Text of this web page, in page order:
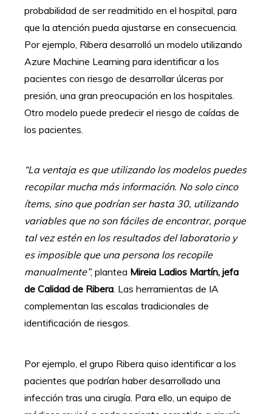
probabilidad de ser readmitido en el hospital, para
que la atención pueda ajustarse en consecuencia.
Por ejemplo, Ribera desarrolló un modelo utilizando
Azure Machine Learning para identificar a los
pacientes con riesgo de desarrollar úlceras por
presión, una gran preocupación en los hospitales.
Otro modelo puede predecir el riesgo de caídas de
los pacientes.
“La ventaja es que utilizando los modelos puedes
recopilar mucha más información. No solo cinco
ítems, sino que podrían ser hasta 30, utilizando
variables que no son fáciles de encontrar, porque
tal vez estén en los resultados del laboratorio y
es imposible que una persona los recopile
manualmente”, plantea Mireia Ladios Martín, jefa
de Calidad de Ribera. Las herramientas de IA
complementan las escalas tradicionales de
identificación de riesgos.
Por ejemplo, el grupo Ribera quiso identificar a los
pacientes que podrían haber desarrollado una
infección tras una cirugía. Para ello, un equipo de